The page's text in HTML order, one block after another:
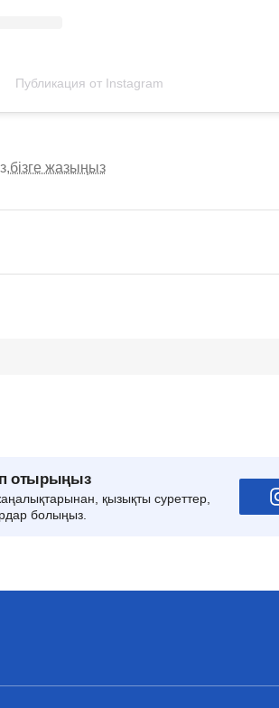
Публикация от Instagram
бізге жазыңыз
отырыңыз
қызықты суреттер,
болыңыз.